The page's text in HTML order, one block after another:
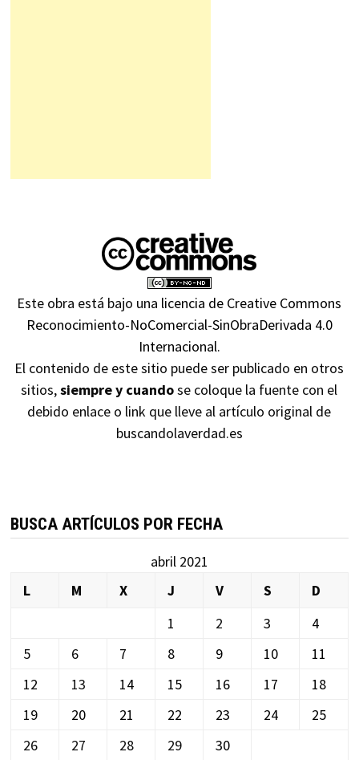
Este obra está bajo una licencia de Creative Commons
Reconocimiento-NoComercial-SinObraDerivada 4.0
Internacional.
El contenido de este sitio puede ser publicado en otros
sitios,siempre y cuandose coloque la fuente con el
debido enlace o link que lleve al artículo original de
buscandolaverdad.es
BUSCA ARTÍCULOS POR FECHA
abril 2021
L
M X J V S
D
1
2 3
4
5
6 7 8 9 10
11
12
13 14 15 16 17
18
19
20 21 22 23 24
25
26
27 28 29 30